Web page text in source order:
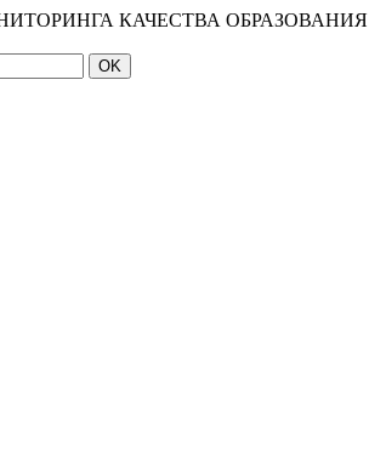
КАЧЕСТВА ОБРАЗОВАНИЯ